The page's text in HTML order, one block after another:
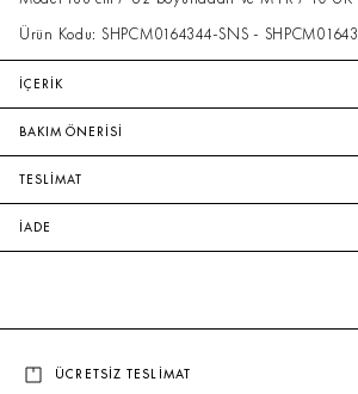
Ürün Kodu: SHPCM0164344-SNS - SHPCM01643
İÇERİK
BAKIM ÖNERİSİ
TESLİMAT
İADE
ÜCRETSİZ TESLİMAT